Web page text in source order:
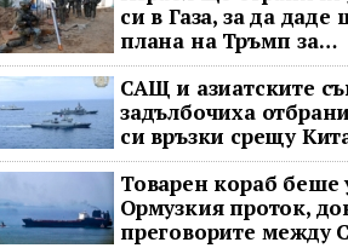
си в Газа, за да даде
плана на Тръмп за
разоръжаване на
САЩ и азиатските
задълбочиха
си връзки срещу
Товарен кораб беше
Ормузкия проток,
преговорите между